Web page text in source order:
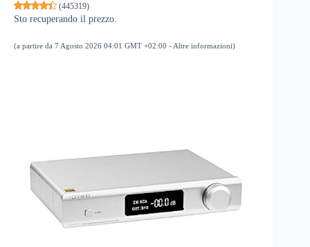
(445319)
Sto recuperando il prezzo.
(a partire da 7 Agosto 2026 04:01 GMT +02:00 - Altre informazioni)